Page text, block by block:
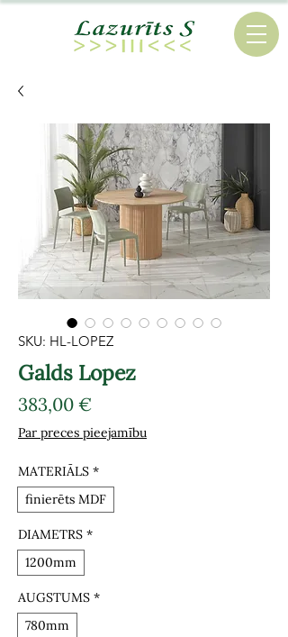
SKU: HL-LOPEZ
Galds Lopez
383,00 €Cena
Par preces pieejamību
MATERIĀLS *
finierēts MDF
DIAMETRS *
1200mm
AUGSTUMS *
780mm